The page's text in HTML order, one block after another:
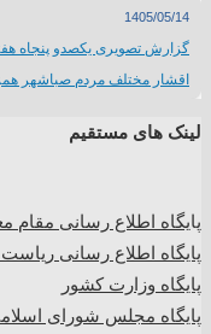
1405/05/14
گزارش تصویری یکصدو پنجاه
اقشار مختلف مردم صباشهر
لینک های مستقیم
پایگاه اطلاع رسانی مقام
پایگاه اطلاع رسانی
پایگاه وزارت کشور
پایگاه مجلس شورای